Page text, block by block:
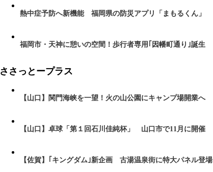
熱中症予防へ新機能 福岡県の防災アプリ「まもるくん」
福岡市・天神に憩いの空間！歩行者専用｢因幡町通り｣誕生
ささっとープラス
【山口】関門海峡を一望！火の山公園にキャンプ場開業へ
【山口】卓球「第１回石川佳純杯」 山口市で11月に開催
【佐賀】｢キングダム｣新企画 古湯温泉街に特大パネル登場